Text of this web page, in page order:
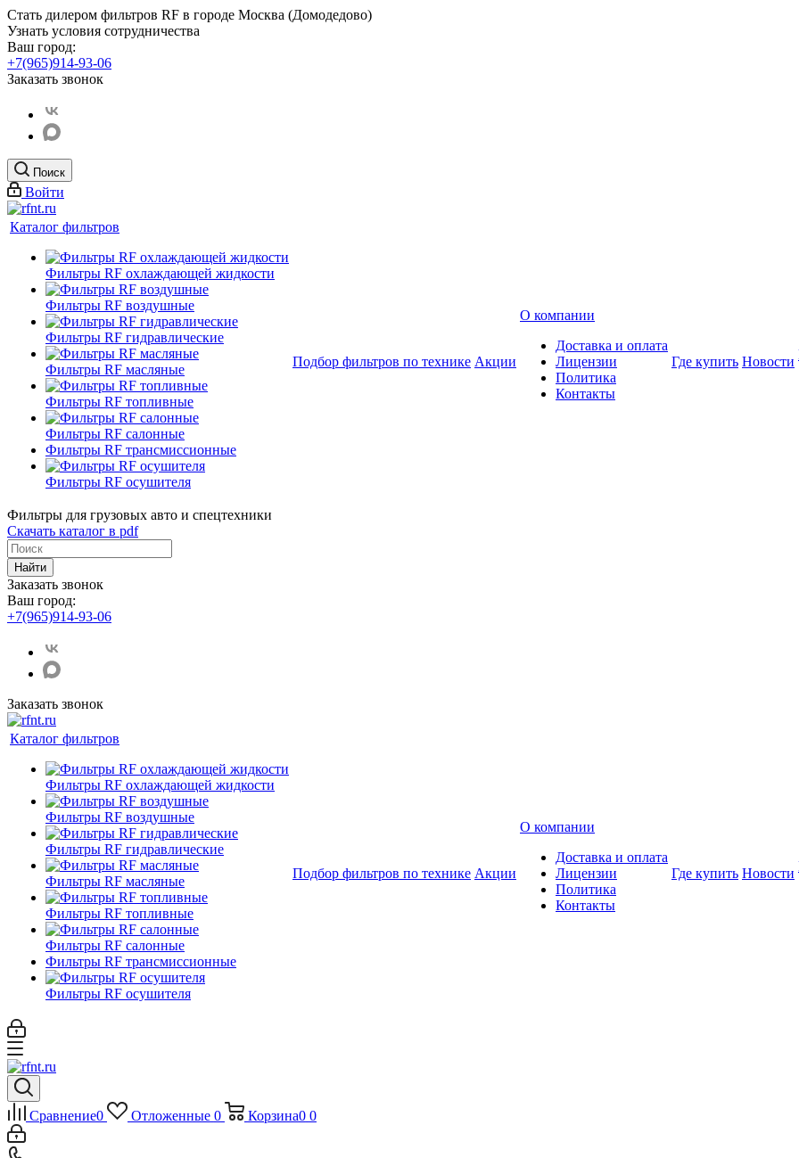
Стать дилером фильтров RF в городе Москва (Домодедово)
Узнать условия сотрудничества
Ваш город:
+7(965)914-93-06
Заказать звонок
Поиск
Войти
Каталог фильтров
Фильтры RF охлаждающей жидкости
Фильтры RF воздушные
Фильтры RF гидравлические
Фильтры RF масляные
Фильтры RF топливные
Фильтры RF салонные
Фильтры RF трансмиссионные
Фильтры RF осушителя
Подбор фильтров по технике Акции
О компании
Доставка и оплата
Лицензии
Политика
Контакты
Где купить Новости
Фильтры для грузовых авто и спецтехники
Скачать каталог в pdf
Найти
Заказать звонок
Ваш город:
+7(965)914-93-06
Заказать звонок
Каталог фильтров
Фильтры RF охлаждающей жидкости
Фильтры RF воздушные
Фильтры RF гидравлические
Фильтры RF масляные
Фильтры RF топливные
Фильтры RF салонные
Фильтры RF трансмиссионные
Фильтры RF осушителя
Подбор фильтров по технике Акции
О компании
Доставка и оплата
Лицензии
Политика
Контакты
Где купить Новости
Сравнение0 Отложенные 0 Корзина0 0